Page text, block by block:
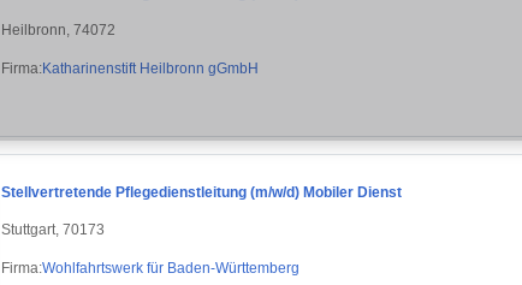
Heilbronn, 74072
Firma:Katharinenstift Heilbronn gGmbH
Stellvertretende Pflegedienstleitung (m/w/d) Mobiler Dienst
Stuttgart, 70173
Firma:Wohlfahrtswerk für Baden-Württemberg